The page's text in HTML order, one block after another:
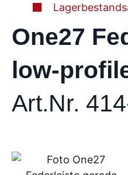
One27
low-
Art.Nr.